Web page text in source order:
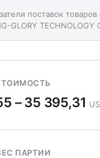
поставок товаров
GLORY TECHNOLOGY
– 35 395,31
ПАРТИИ